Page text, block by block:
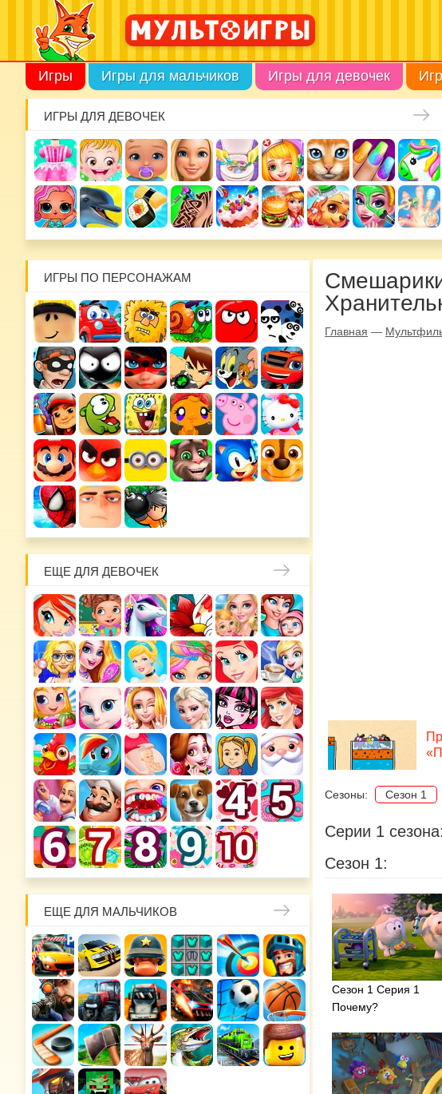
Игры Игры для мальчиков Игры для девочек
ИГРЫ ДЛЯ ДЕВОЧЕК
ИГРЫ ПО ПЕРСОНАЖАМ
ЕЩЕ ДЛЯ ДЕВОЧЕК
ЕЩЕ ДЛЯ МАЛЬЧИКОВ
Главная —
Сезоны: Сезон 1
Серии 1 сезона:
Сезон 1:
Сезон 1 Серия 1
Почему?